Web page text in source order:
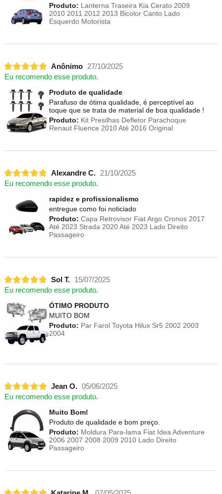
Produto: Lanterna Traseira Kia Cerato 2009
2010 2011 2012 2013 Bicolor Canto Lado
Esquerdo Motorista
Anônimo
27/10/2025
Eu recomendo esse produto.
Produto de qualidade
Parafuso de ótima qualidade, é perceptível ao
toque que se trata de material de boa qualidade !
Produto: Kit Presilhas Defletor Parachoque
Renaut Fluence 2010 Até 2016 Original
Alexandre C.
21/10/2025
Eu recomendo esse produto.
rapidez e profissionalismo
entregue como foi noticiado
Produto: Capa Retrovisor Fiat Argo Cronos 2017
Até 2023 Strada 2020 Até 2023 Lado Direito
Passageiro
Sol T.
15/07/2025
Eu recomendo esse produto.
ÓTIMO PRODUTO
MUITO BOM
Produto: Par Farol Toyota Hilux Sr5 2002 2003
2004
Jean O. 05/06/2025
Eu recomendo esse produto.
Muito Bom!
Produto de qualidade e bom preço.
Produto: Moldura Para-lama Fiat Idea Adventure
2006 2007 2008 2009 2010 Lado Direito
Passageiro